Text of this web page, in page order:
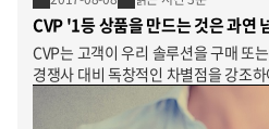
CVP '1등 상품을 만드는 것은 과
CVP는 고객이 우리 솔루션을 구매 또
경쟁사 대비 독창적인 차별점을 강조
개념과 배경에 대한 설명과 좋은 CVP
정의와 케이스 사례에 대해 소개하도